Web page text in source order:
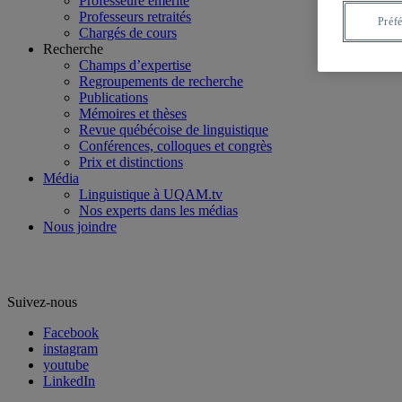
Professeurs retraités
Chargés de cours
Recherche
Champs d’expertise
Regroupements de recherche
Publications
Mémoires et thèses
Revue québécoise de linguistique
Conférences, colloques et congrès
Prix et distinctions
Média
Linguistique à UQAM.tv
Nos experts dans les médias
Nous joindre
Suivez-nous
Facebook
instagram
youtube
LinkedIn